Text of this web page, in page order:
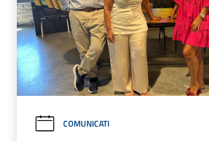
COMUNICATI